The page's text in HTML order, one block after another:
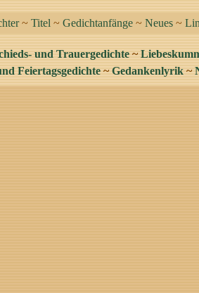
~ Titel ~ Gedichtanfänge ~ Neues ~
und Trauergedichte ~
Feiertagsgedichte ~ Gedankenlyrik ~